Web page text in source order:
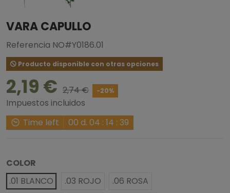
VARA CAPULLO
Referencia NO#Y0186.01
Producto disponible con otras opciones
2,19 € 2,74 € -20%
Impuestos incluidos
Time left
00 d. 04 : 14 : 38
COLOR
.01 BLANCO
.03 ROJO
.06 ROSA